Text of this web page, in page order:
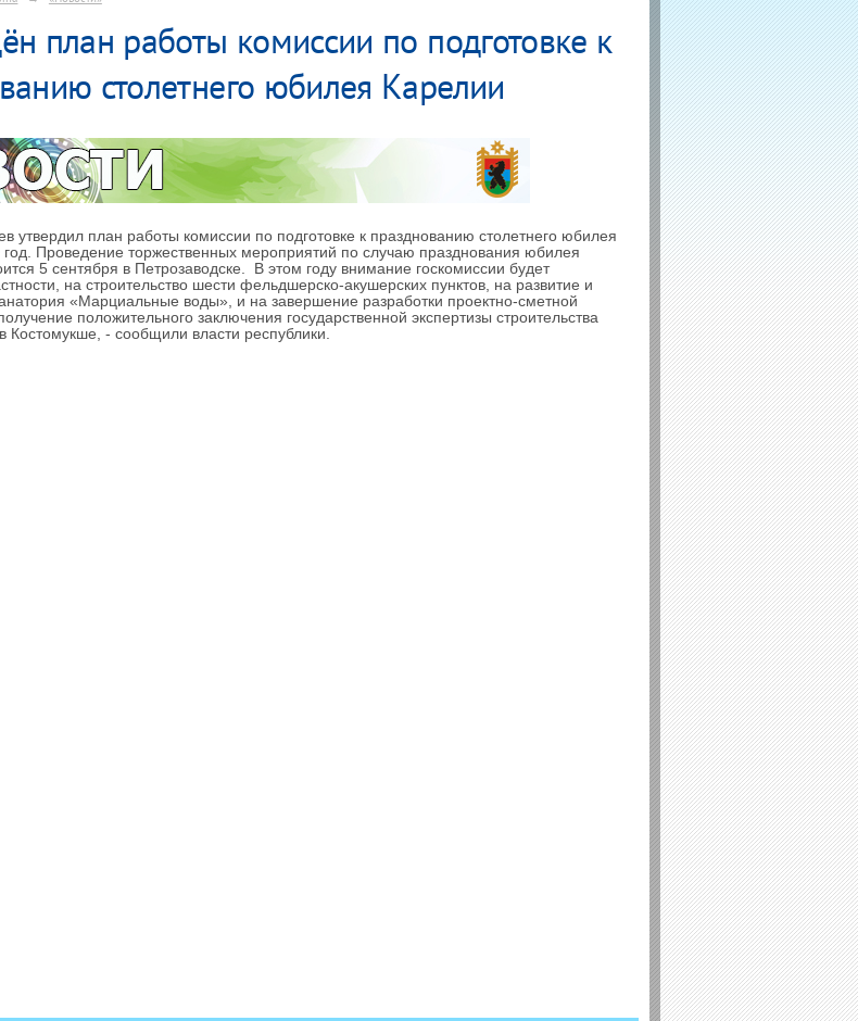
план работы комиссии по подготовке к
столетнего юбилея Карелии
утвердил план работы комиссии по подготовке к празднованию столетнего юбилея
Проведение торжественных мероприятий по случаю празднования юбилея
5 сентября в Петрозаводске. В этом году внимание госкомиссии будет
на строительство шести фельдшерско-акушерских пунктов, на развитие и
«Марциальные воды», и на завершение разработки проектно-сметной
положительного заключения государственной экспертизы строительства
Костомукше, - сообщили власти республики.